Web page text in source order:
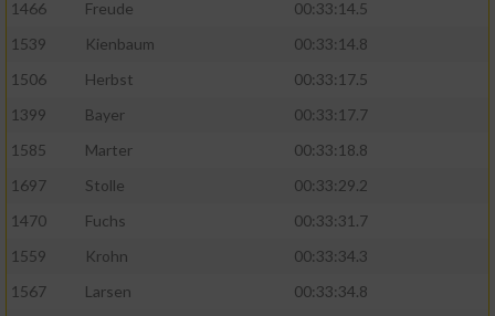
1466
Freude
00:33:14.5
1539
Kienbaum
00:33:14.8
1506
Herbst
00:33:17.5
1399
Bayer
00:33:17.7
1585
Marter
00:33:18.8
1697
Stolle
00:33:29.2
1470
Fuchs
00:33:31.7
1559
Krohn
00:33:34.3
1567
Larsen
00:33:34.8